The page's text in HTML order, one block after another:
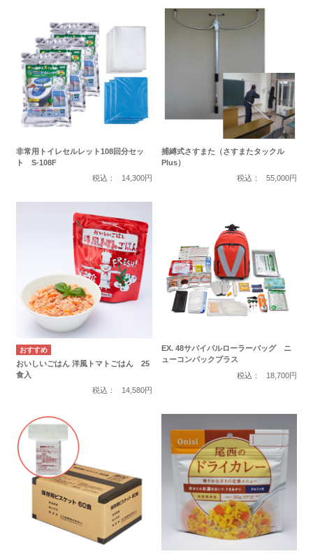
非常用トイレセルレット108回分セッ
ト S-108F
税込：
14,300円
捕縛式さすまた（さすまたタックル
Plus）
税込：
55,000円
おいしいごはん 洋風トマトごはん 25
食入
税込：
14,580円
EX. 48サバイバルローラーバッグ ニ
ューコンパックプラス
税込：
18,700円